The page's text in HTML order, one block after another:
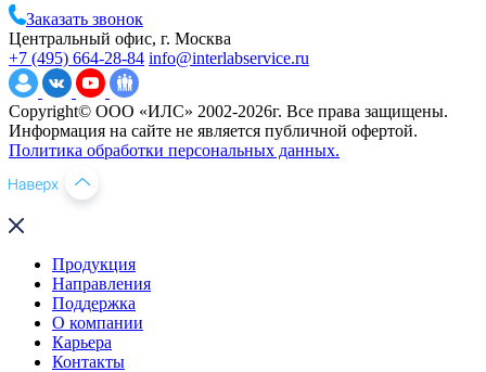
Заказать звонок
Центральный офис, г. Москва
+7 (495) 664-28-84 info@interlabservice.ru
Copyright© ООО «ИЛС» 2002-2026г. Все права защищены.
Информация на сайте не является публичной офертой.
Политика обработки персональных данных.
Продукция
Направления
Поддержка
О компании
Карьера
Контакты